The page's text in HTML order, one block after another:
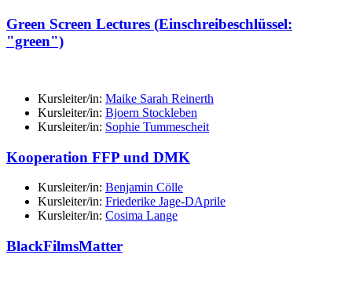
Green Screen Lectures (Einschreibeschlüssel:
"green")
Kursleiter/in: Maike Sarah Reinerth
Kursleiter/in: Bjoern Stockleben
Kursleiter/in: Sophie Tummescheit
Kooperation FFP und DMK
Kursleiter/in: Benjamin Cölle
Kursleiter/in: Friederike Jage-DAprile
Kursleiter/in: Cosima Lange
BlackFilmsMatter